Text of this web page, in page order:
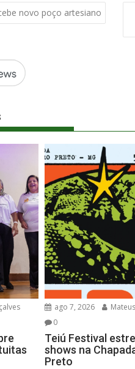
novo poço artesiano
ago 7, 2026
0
Teiú Festival
shows na
Preto